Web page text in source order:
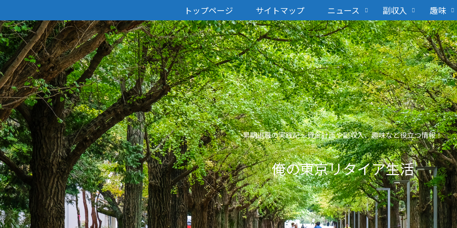
早期退職の実践記〜資金計画や副収入、趣味など役立つ情報！
俺の東京リタイア生活
トップページ サイトマップ ニュース 副収入 趣味